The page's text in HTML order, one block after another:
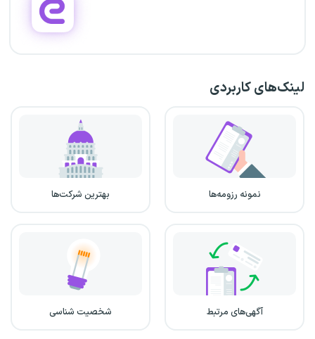
لینک‌های کاربردی
نمونه رزومه‌ها بهترین شرکت‌ها
آگهی‌های مرتبط شخصیت شناسی